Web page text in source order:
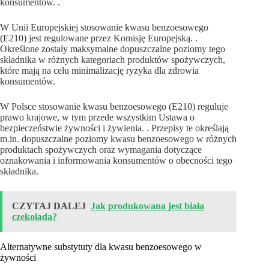
konsumentów. .
W Unii Europejskiej stosowanie kwasu benzoesowego
(E210) jest regulowane przez Komisję Europejską. .
Określone zostały maksymalne dopuszczalne poziomy tego
składnika w różnych kategoriach produktów spożywczych,
które mają na celu minimalizację ryzyka dla zdrowia
konsumentów.
W Polsce stosowanie kwasu benzoesowego (E210) reguluje
prawo krajowe, w tym przede wszystkim Ustawa o
bezpieczeństwie żywności i żywienia. . Przepisy te określają
m.in. dopuszczalne poziomy kwasu benzoesowego w różnych
produktach spożywczych oraz wymagania dotyczące
oznakowania i informowania konsumentów o obecności tego
składnika.
CZYTAJ DALEJ Jak produkowana jest biała
czekolada?
Alternatywne substytuty dla kwasu benzoesowego w
żywności